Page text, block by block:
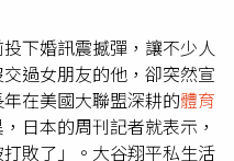
因此後來參考美國與拉丁
練，而教練隊球員的態
說如今韓國的年輕棒球教
改進。雖然改革不可能一
會重返棒球強國的一天。
據了解，全紅嬋近年以
年巴黎奧運會不但衛冕女
汐在女子雙人10公尺跳
金得主。對於網友一面倒
發表聲明，「集團1名體
，發表涉我奧運健兒的錯
下婚訊震撼彈，讓不少人
過女朋友的他，卻突然宣
在美國大聯盟深耕的體育
日本的周刊記者就表示，
打敗了」。大谷翔平私生活